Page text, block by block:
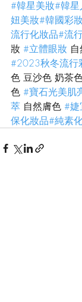
#韓星美妝#韓
妞美妝#韓國彩
流行化妝品#流
妝 #立體眼妝
#2023秋冬流行
色 豆沙色 奶茶
色 #寶石光美肌
萃 自然膚色 #婕
保化妝品#純素